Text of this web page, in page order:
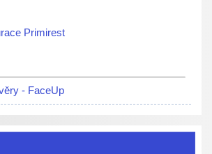
Primirest
- FaceUp